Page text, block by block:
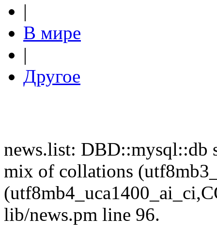
|
В мире
|
Другое
news.list: DBD::mysql::db
mix of collations
lib/news.pm line 96.